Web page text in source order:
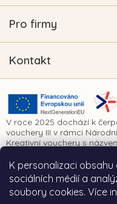
K personalizaci
sociálních médií a
soubory cookies. Více
Pro firmy
Kontakt
V roce 2025 dochází k
vouchery III v rámci
Kreativní vouchery s
spoluúčasti Evropské unie
obnovy a Ministerstva